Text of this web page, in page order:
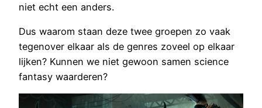
niet echt een anders.
Dus waarom staan deze twee groepen zo vaak
tegenover elkaar als de genres zoveel op elkaar
lijken? Kunnen we niet gewoon samen science
fantasy waarderen?